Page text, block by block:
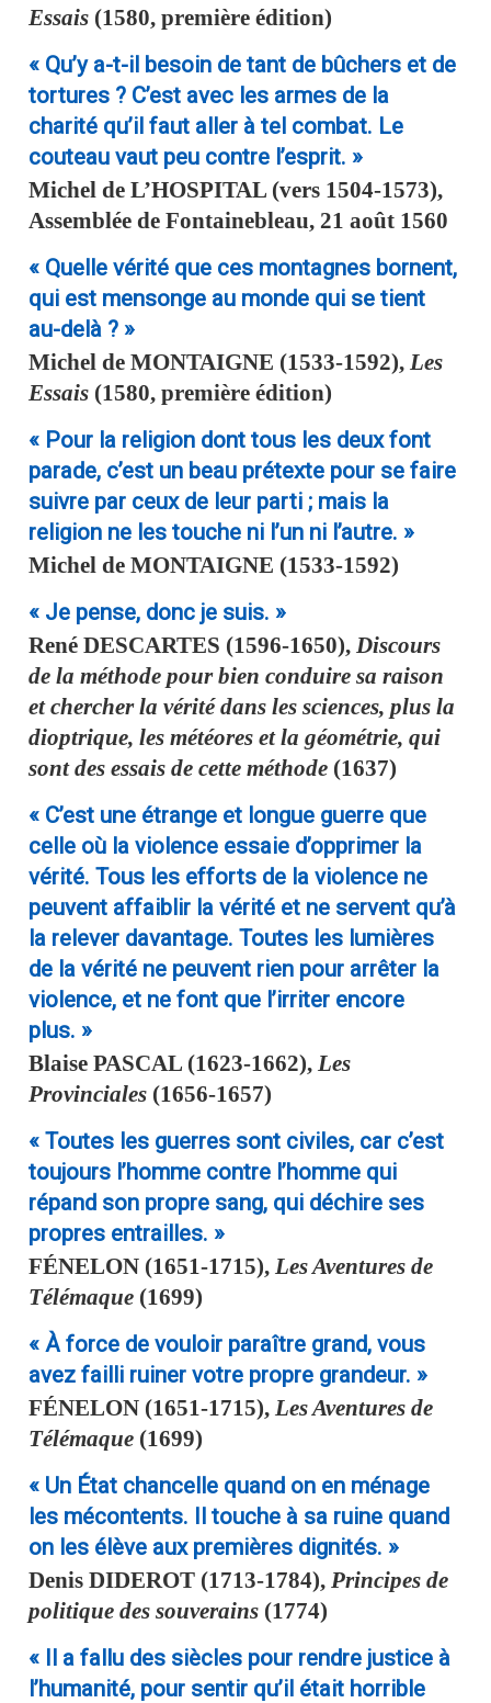
Essais (1580, première édition)
« Qu’y a-t-il besoin de tant de bûchers et de
tortures ? C’est avec les armes de la
charité qu’il faut aller à tel combat. Le
couteau vaut peu contre l’esprit. »
Michel deL’HOSPITAL (vers 1504-1573),
Assemblée de Fontainebleau, 21 août 1560
« Quelle vérité que ces montagnes bornent,
qui est mensonge au monde qui se tient
au-delà ? »
Michel deMONTAIGNE (1533-1592), Les
Essais (1580, première édition)
« Pour la religion dont tous les deux font
parade, c’est un beau prétexte pour se faire
suivre par ceux de leur parti ; mais la
religion ne les touche ni l’un ni l’autre. »
Michel deMONTAIGNE (1533-1592)
« Je pense, donc je suis. »
RenéDESCARTES (1596-1650), Discours
de la méthode pour bien conduire sa raison
et chercher la vérité dans les sciences, plus la
dioptrique, les météores et la géométrie, qui
sont des essais de cette méthode (1637)
« C’est une étrange et longue guerre que
celle où la violence essaie d’opprimer la
vérité. Tous les efforts de la violence ne
peuvent affaiblir la vérité et ne servent qu’à
la relever davantage. Toutes les lumières
de la vérité ne peuvent rien pour arrêter la
violence, et ne font que l’irriter encore
plus. »
BlaisePASCAL (1623-1662), Les
Provinciales (1656-1657)
« Toutes les guerres sont civiles, car c’est
toujours l’homme contre l’homme qui
répand son propre sang, qui déchire ses
propres entrailles. »
FÉNELON (1651-1715), Les Aventures de
Télémaque (1699)
« À force de vouloir paraître grand, vous
avez failli ruiner votre propre grandeur. »
FÉNELON (1651-1715), Les Aventures de
Télémaque (1699)
« Un État chancelle quand on en ménage
les mécontents. Il touche à sa ruine quand
on les élève aux premières dignités. »
DenisDIDEROT (1713-1784), Principes de
politique des souverains (1774)
« Il a fallu des siècles pour rendre justice à
l’humanité, pour sentir qu’il était horrible